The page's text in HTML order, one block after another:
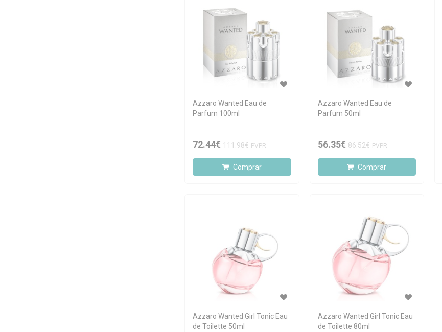
Azzaro Wanted Eau de
Parfum 100ml
72.44€ 111.98€ PVPR
Comprar
Azzaro Wanted Eau de
Parfum 50ml
56.35€ 86.52€ PVPR
Comprar
Azzaro Wanted Girl Tonic Eau
de Toilette 50ml
Azzaro Wanted Girl Tonic Eau
de Toilette 80ml